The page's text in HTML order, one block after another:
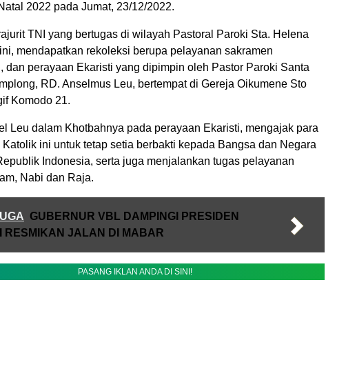
2022 pada Jumat, 23/12/2022.
TNI yang bertugas di wilayah Pastoral Paroki Sta. Helena
mendapatkan rekoleksi berupa pelayanan sakramen
dan perayaan Ekaristi yang dipimpin oleh Pastor Paroki Santa
RD. Anselmus Leu, bertempat di Gereja Oikumene Sto
Komodo 21.
Leu dalam Khotbahnya pada perayaan Ekaristi, mengajak para
Katolik ini untuk tetap setia berbakti kepada Bangsa dan Negara
Indonesia, serta juga menjalankan tugas pelayanan
Nabi dan Raja.
GUBERNUR VBL DAMPINGI PRESIDEN
RESMIKAN JALAN DI MABAR
PASANG IKLAN ANDA DI SINI!